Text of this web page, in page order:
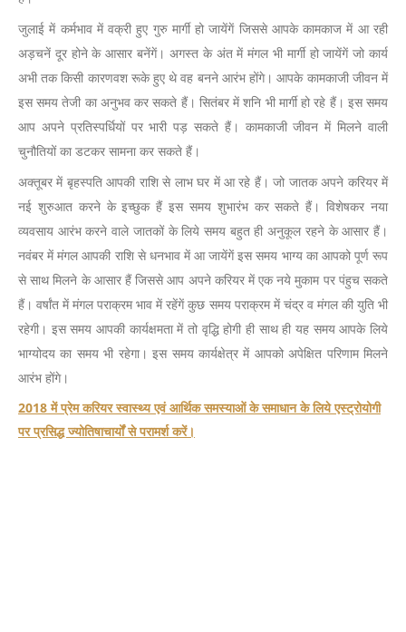
जुलाई में कर्मभाव में वक्री हुए गुरु मार्गी हो जायेंगें जिससे आपके कामकाज में आ रही
अड़चनें दूर होने के आसार बनेंगें। अगस्त के अंत में मंगल भी मार्गी हो जायेंगें जो कार्य
अभी तक किसी कारणवश रूके हुए थे वह बनने आरंभ होंगे। आपके कामकाजी जीवन में
इस समय तेजी का अनुभव कर सकते हैं। सितंबर में शनि भी मार्गी हो रहे हैं। इस समय
आप अपने प्रतिस्पर्धियों पर भारी पड़ सकते हैं। कामकाजी जीवन में मिलने वाली
चुनौतियों का डटकर सामना कर सकते हैं।
अक्तूबर में बृहस्पति आपकी राशि से लाभ घर में आ रहे हैं। जो जातक अपने करियर में
नई शुरुआत करने के इच्छुक हैं इस समय शुभारंभ कर सकते हैं। विशेषकर नया
व्यवसाय आरंभ करने वाले जातकों के लिये समय बहुत ही अनुकूल रहने के आसार हैं।
नवंबर में मंगल आपकी राशि से धनभाव में आ जायेंगें इस समय भाग्य का आपको पूर्ण रूप
से साथ मिलने के आसार हैं जिससे आप अपने करियर में एक नये मुकाम पर पंहुच सकते
हैं। वर्षांत में मंगल पराक्रम भाव में रहेंगें कुछ समय पराक्रम में चंद्र व मंगल की युति भी
रहेगी। इस समय आपकी कार्यक्षमता में तो वृद्धि होगी ही साथ ही यह समय आपके लिये
भाग्योदय का समय भी रहेगा। इस समय कार्यक्षेत्र में आपको अपेक्षित परिणाम मिलने
आरंभ होंगे।
2018 में प्रेम करियर स्वास्थ्य एवं आर्थिक समस्याओं के समाधान के लिये एस्ट्रोयोगी
पर प्रसिद्ध ज्योतिषाचार्यों से परामर्श करें।